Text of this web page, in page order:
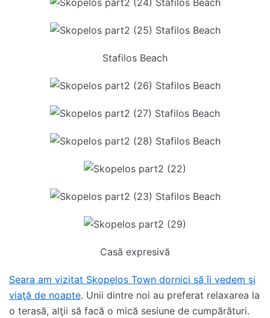
Stafilos Beach
Casă expresivă
Seara am vizitat Skopelos Town dornici să îi vedem şi
viaţă de noapte. Unii dintre noi au preferat relaxarea la
o terasă, alţii să facă o mică sesiune de cumpărături.